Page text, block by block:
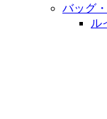
バッグ
ル